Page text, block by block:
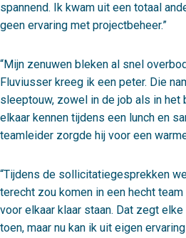
spannend. Ik kwam uit een totaal
geen ervaring met projectbeheer.
Mijn zenuwen bleken al snel
Fluviusser kreeg ik een peter. Die
sleeptouw, zowel in de job als in het
elkaar kennen tijdens een lunch en
teamleider zorgde hij voor een
Tijdens de sollicitatiegesprekken
terecht zou komen in een hecht
voor elkaar klaar staan. Dat zegt
toen, maar nu kan ik uit eigen